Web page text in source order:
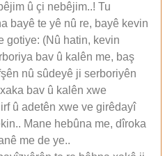
û çi nebêjim..! Tu
bayê te yê nû re, bayê kevin
gotiye: (Nû hatin, kevin
bav û kalên me, baş
nû sûdeyê ji serboriyên
bav û kalên xwe
û adetên xwe ve girêdayî
Mane hebûna me, dîroka
me de ye..